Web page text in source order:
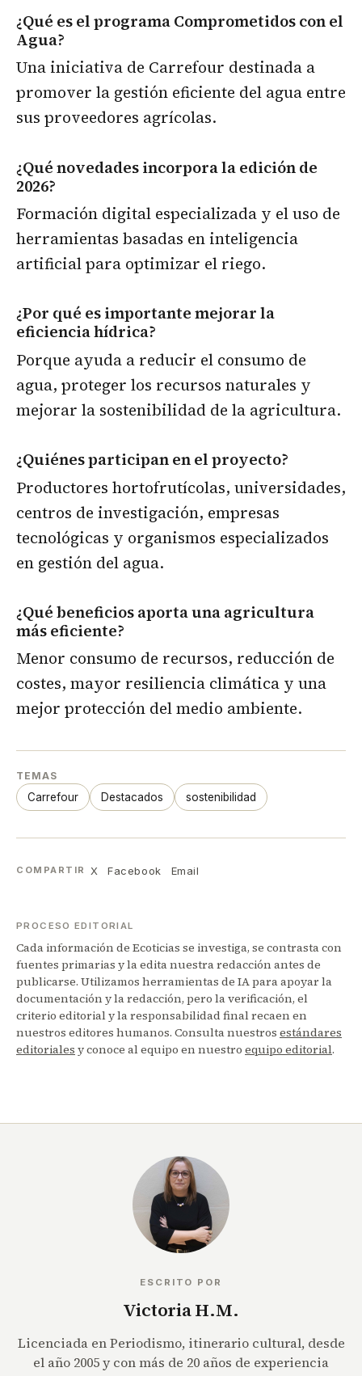
¿Qué es el programa Comprometidos con el
Agua?
Una iniciativa de Carrefour destinada a
promover la gestión eficiente del agua entre
sus proveedores agrícolas.
¿Qué novedades incorpora la edición de
2026?
Formación digital especializada y el uso de
herramientas basadas en inteligencia
artificial para optimizar el riego.
¿Por qué es importante mejorar la
eficiencia hídrica?
Porque ayuda a reducir el consumo de
agua, proteger los recursos naturales y
mejorar la sostenibilidad de la agricultura.
¿Quiénes participan en el proyecto?
Productores hortofrutícolas, universidades,
centros de investigación, empresas
tecnológicas y organismos especializados
en gestión del agua.
¿Qué beneficios aporta una agricultura
más eficiente?
Menor consumo de recursos, reducción de
costes, mayor resiliencia climática y una
mejor protección del medio ambiente.
TEMAS
Carrefour Destacados sostenibilidad
COMPARTIR X Facebook Email
PROCESO EDITORIAL
Cada información de Ecoticias se investiga, se contrasta con
fuentes primarias y la edita nuestra redacción antes de
publicarse. Utilizamos herramientas de IA para apoyar la
documentación y la redacción, pero la verificación, el
criterio editorial y la responsabilidad final recaen en
nuestros editores humanos. Consulta nuestros estándares
editoriales y conoce al equipo en nuestro equipo editorial.
ESCRITO POR
Victoria H.M.
Licenciada en Periodismo, itinerario cultural, desde
el año 2005 y con más de 20 años de experiencia